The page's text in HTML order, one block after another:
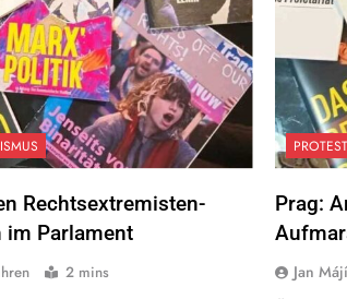
Rechtsextremisten-
im Parlament
2 mins
PROTEST
Prag:
Jan